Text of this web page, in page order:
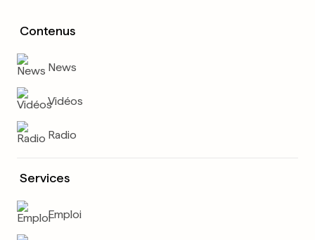
Contenus
News
Vidéos
Radio
Services
Emploi